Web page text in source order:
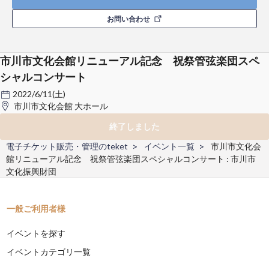
お問い合わせ
市川市文化会館リニューアル記念 祝祭管弦楽団スペ
シャルコンサート
2022/6/11(土)
市川市文化会館 大ホール
終了しました
電子チケット販売・管理のteket
イベント一覧
市川市文化会
館リニューアル記念 祝祭管弦楽団スペシャルコンサート : 市川市
文化振興財団
一般ご利用者様
イベントを探す
イベントカテゴリ一覧